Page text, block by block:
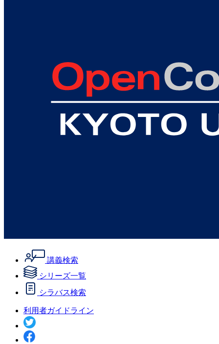
講義検索
シリーズ一覧
シラバス検索
利用者ガイドライン